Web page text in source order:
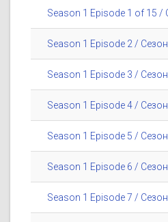
Season 1 Episode 1 of 15 /
Season 1 Episode 2 /
Season 1 Episode 3 /
Season 1 Episode 4 /
Season 1 Episode 5 /
Season 1 Episode 6 /
Season 1 Episode 7 /